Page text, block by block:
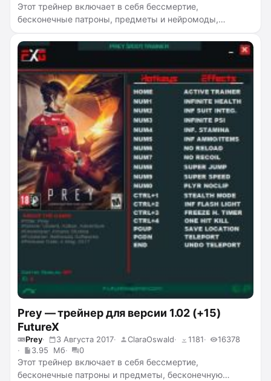
Этот трейнер включает в себя бессмертие,
бесконечные патроны, предметы и нейромоды,
выносливость, бесконечную пси-энергию, бесконечный
фонарик, отсутствие перезарядки оружия и
способностей, бесконечное время взлома.
Prey — трейнер для версии 1.02 (+15)
FutureX
Prey 3 Августа 2017 ClaraOswald 1181
16378
3.95 Мб
0
Этот трейнер включает в себя бессмертие,
бесконечные патроны и предметы, бесконечную